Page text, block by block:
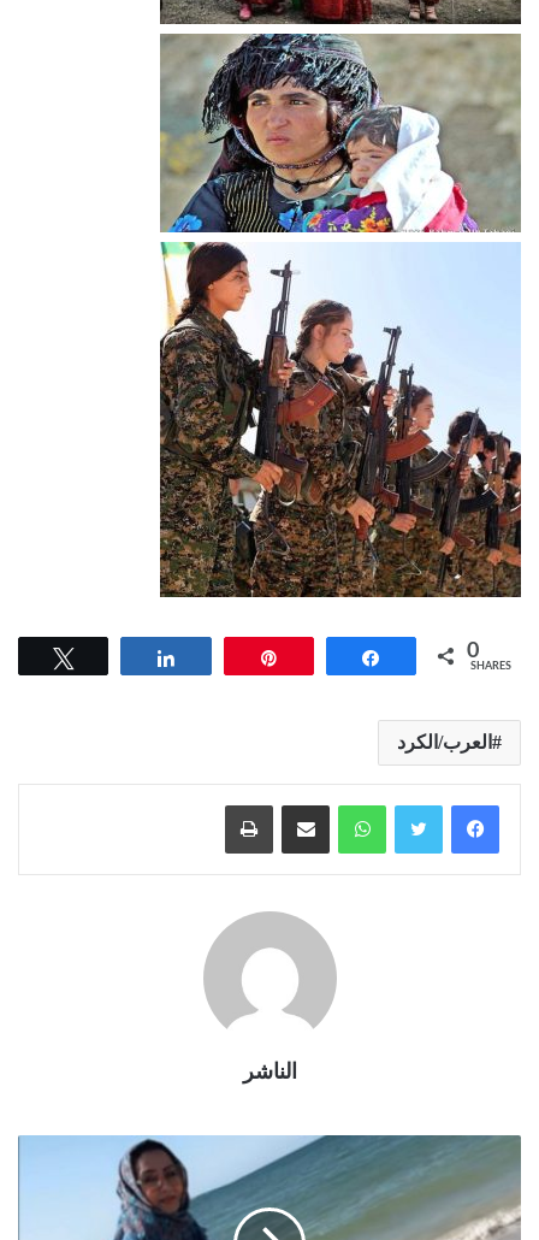
Share 0
SHARES
العرب/الكرد
واتساب مشاركة عبر البريد طباعة
الناشر